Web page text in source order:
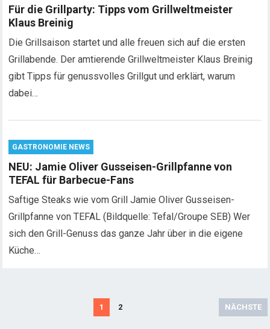
Für die Grillparty: Tipps vom Grillweltmeister
Klaus Breinig
Die Grillsaison startet und alle freuen sich auf die ersten
Grillabende. Der amtierende Grillweltmeister Klaus Breinig
gibt Tipps für genussvolles Grillgut und erklärt, warum
dabei…
GASTRONOMIE NEWS
NEU: Jamie Oliver Gusseisen-Grillpfanne von
TEFAL für Barbecue-Fans
Saftige Steaks wie vom Grill Jamie Oliver Gusseisen-
Grillpfanne von TEFAL (Bildquelle: Tefal/Groupe SEB) Wer
sich den Grill-Genuss das ganze Jahr über in die eigene
Küche…
1 2 NÄCHSTE